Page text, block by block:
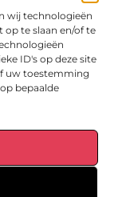
wij technologieën
op te slaan en/of te
ID's op deze site
uw toestemming
bepaalde
leven boeiend